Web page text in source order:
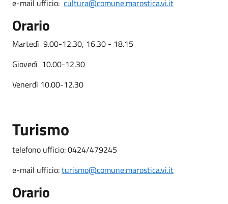
e-mail ufficio: cultura@comune.marostica.vi.it
Orario
Martedì 9.00-12.30, 16.30 - 18.15
Giovedì 10.00-12.30
Venerdì 10.00-12.30
Turismo
telefono ufficio: 0424/479245
e-mail ufficio:turismo@comune.marostica.vi.it
Orario